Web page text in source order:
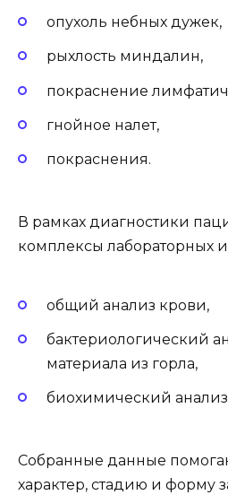
опухоль небных дужек,
рыхлость миндалин,
покраснение
гнойное налет,
покраснения.
В рамках диагностики
комплексы лабораторных
общий анализ крови,
бактериологический
материала из горла,
биохимический
Собранные данные
характер, стадию и форму